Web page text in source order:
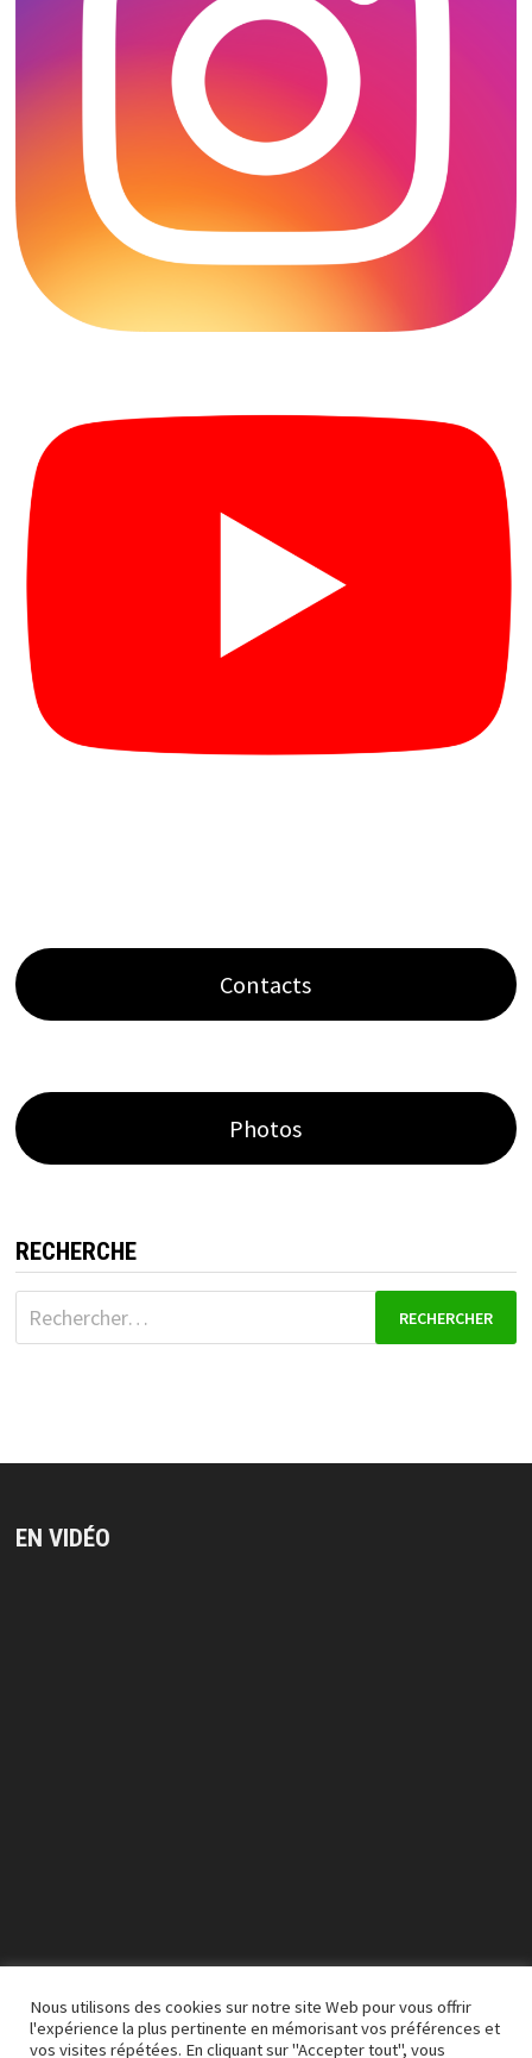
Contacts
Photos
RECHERCHE
Rechercher :
EN VIDÉO
Nous utilisons des cookies sur notre site Web pour vous offrir
l'expérience la plus pertinente en mémorisant vos préférences et
vos visites répétées. En cliquant sur "Accepter tout", vous